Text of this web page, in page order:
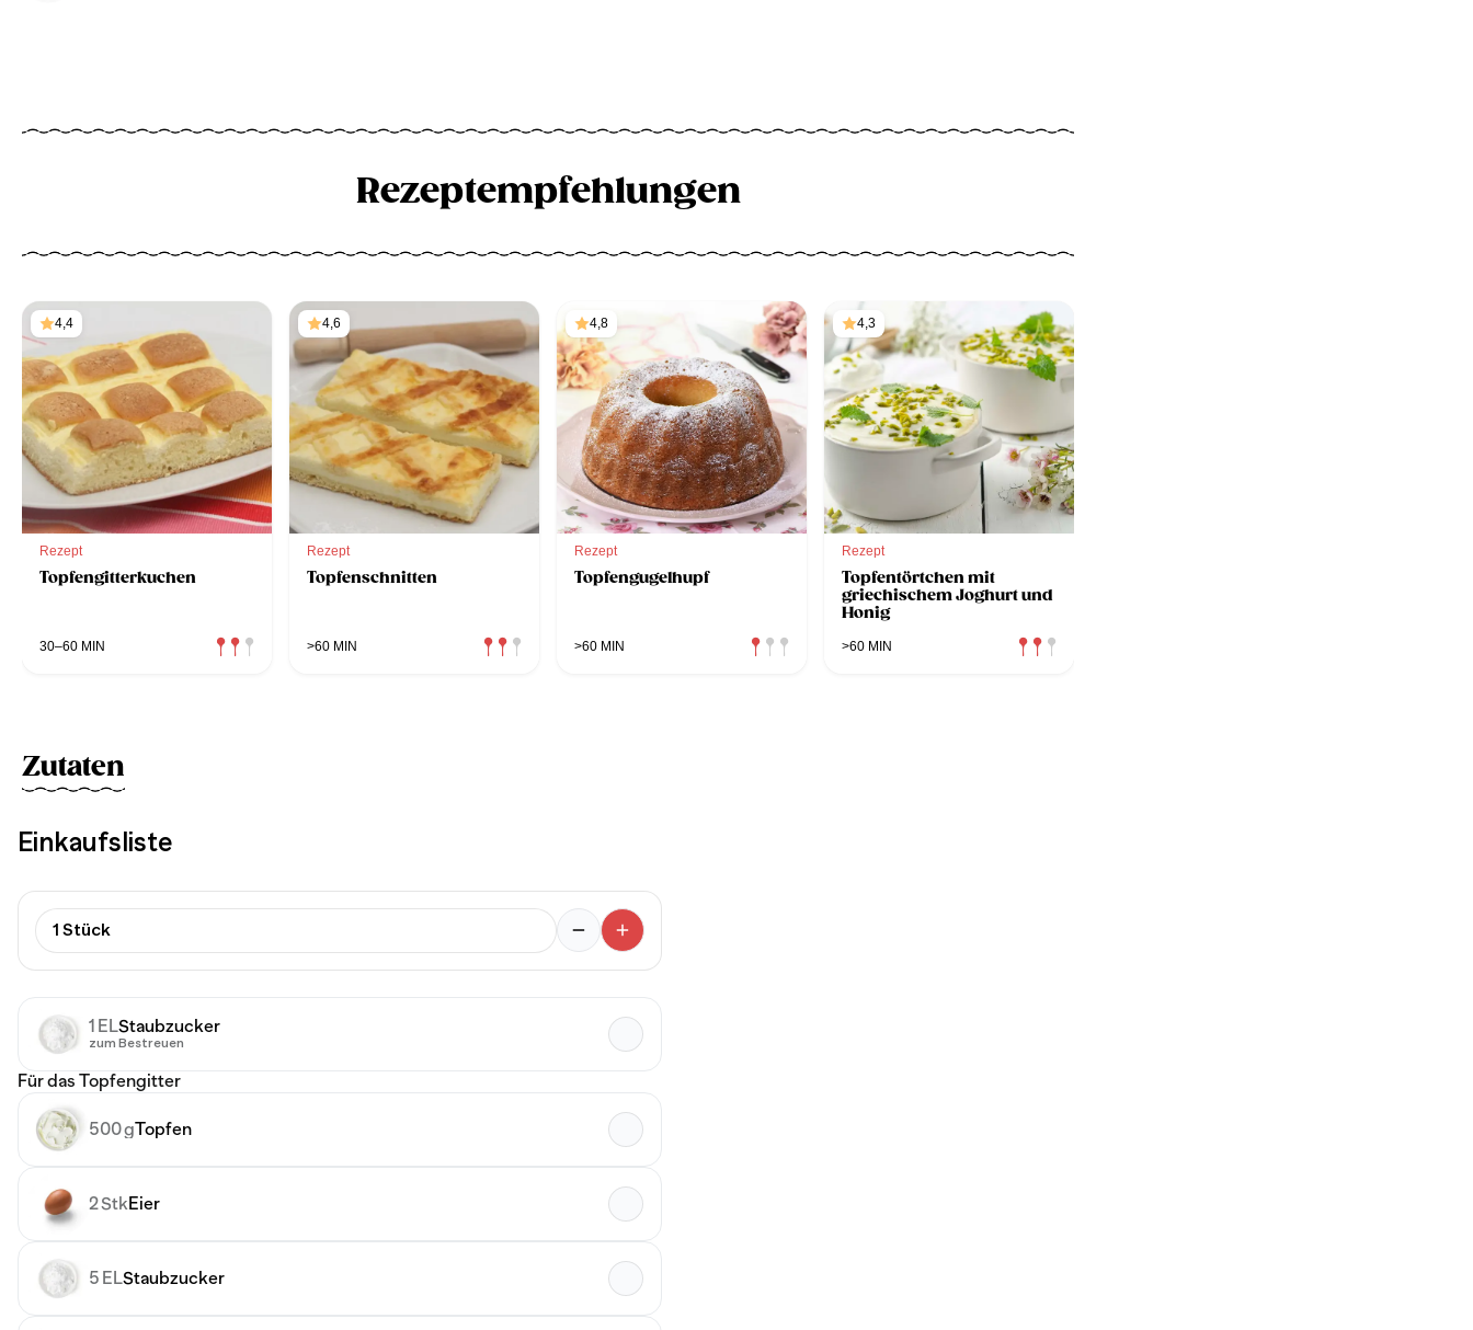
Rezeptempfehlungen
4,4
Rezept
Topfengitterkuchen
30–60 MIN
4,6
Rezept
Topfenschnitten
>60 MIN
4,8
Rezept
Topfengugelhupf
>60 MIN
4,3
Rezept
Topfentörtchen mit
griechischem Joghurt und
Honig
>60 MIN
Zutaten